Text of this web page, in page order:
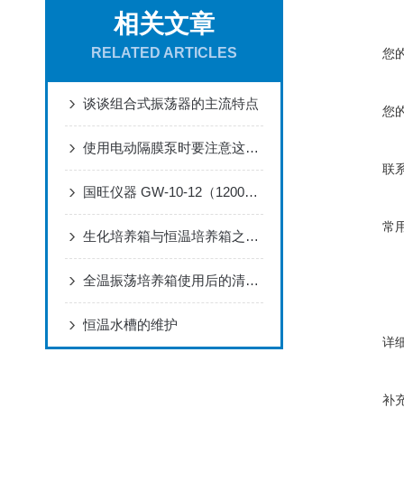
相关文章
RELATED ARTICLES
谈谈组合式振荡器的主流特点
使用电动隔膜泵时要注意这些注意事项
国旺仪器 GW-10-12（1200℃）马弗炉全维度性能实测评测报告
生化培养箱与恒温培养箱之间的区别看完本篇就明白了
全温振荡培养箱使用后的清洁事项
恒温水槽的维护
您
您
联
常
详
补